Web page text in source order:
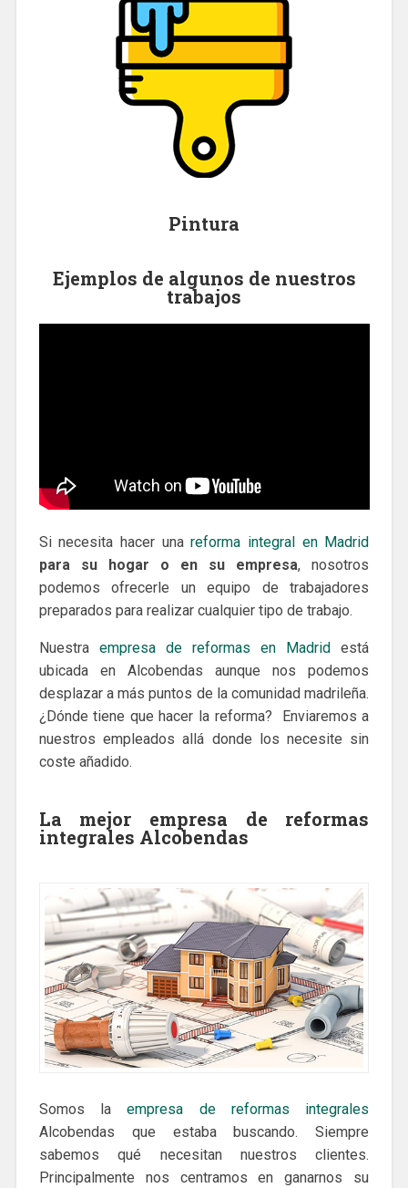
Pintura
Ejemplos de algunos de nuestros
trabajos
Si necesita hacer unareforma integral en Madrid
para su hogar o en su empresa, nosotros
podemos ofrecerle un equipo de trabajadores
preparados para realizar cualquier tipo de trabajo.
Nuestra empresa de reformas en Madrid está
ubicada en Alcobendas aunque nos podemos
desplazar a más puntos de la comunidad madrileña.
¿Dónde tiene que hacer la reforma? Enviaremos a
nuestros empleados allá donde los necesite sin
coste añadido.
La mejor empresa de reformas
integrales Alcobendas
Somos laempresa de reformas integrales
Alcobendas que estaba buscando. Siempre
sabemos qué necesitan nuestros clientes.
Principalmente nos centramos en ganarnos su